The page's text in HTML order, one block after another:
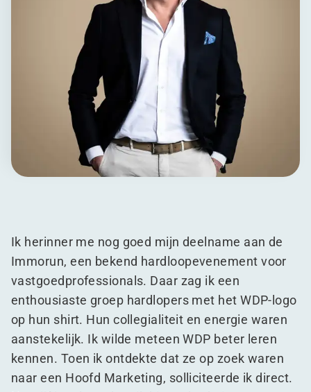
Ik herinner me nog goed mijn deelname aan de
Immorun, een bekend hardloopevenement voor
vastgoedprofessionals. Daar zag ik een
enthousiaste groep hardlopers met het WDP-logo
op hun shirt. Hun collegialiteit en energie waren
aanstekelijk. Ik wilde meteen WDP beter leren
kennen. Toen ik ontdekte dat ze op zoek waren
naar een Hoofd Marketing, solliciteerde ik direct.